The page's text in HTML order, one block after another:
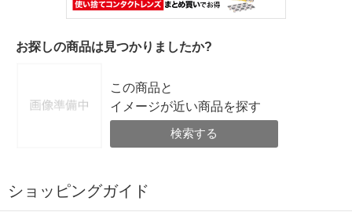
お探しの商品は見つかりましたか?
この商品と
イメージが近い商品を探す
検索する
ショッピングガイド